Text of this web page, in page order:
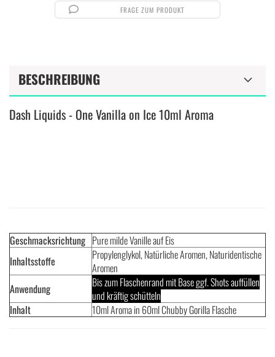
FRAGE ZUM PRODUKT
BESCHREIBUNG
Dash Liquids - One Vanilla on Ice 10ml Aroma
Geschmacksrichtung Pure milde Vanille auf Eis
Inhaltsstoffe
Propylenglykol, Natürliche Aromen, Naturidentische
Aromen
Anwendung
Bis zum Flaschenrand mit Base ggf. Shots auffüllen
und kräftig schütteln
Inhalt
10ml Aroma in 60ml Chubby Gorilla Flasche